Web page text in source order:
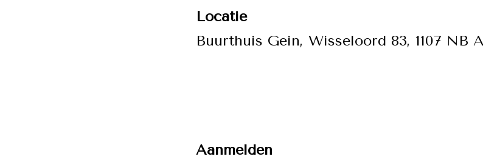
Locatie
Buurthuis Gein, Wisseloord 83, 1107 NB
Aanmelden